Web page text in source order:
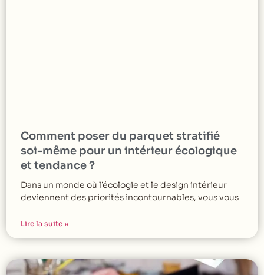
Comment poser du parquet stratifié
soi-même pour un intérieur écologique
et tendance ?
Dans un monde où l’écologie et le design intérieur
deviennent des priorités incontournables, vous vous
Lire la suite »